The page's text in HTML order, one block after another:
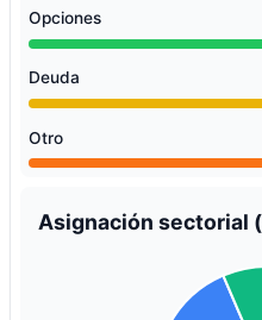
Opciones
Deuda
Otro
Asignación sectorial